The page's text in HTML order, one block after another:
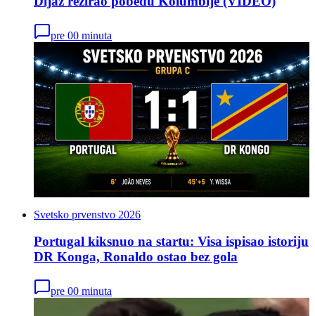
pre 00 minuta
Svetsko prvenstvo 2026
Portugal kiksnuo na startu: Visa ispisao istoriju
DR Konga, Ronaldo ostao bez gola
pre 00 minuta